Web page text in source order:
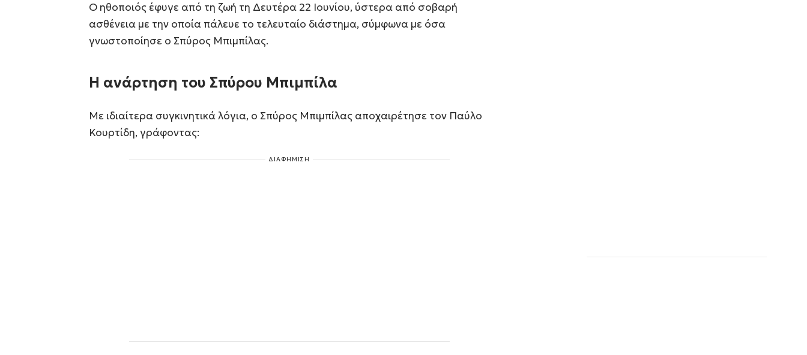
Ο ηθοποιός έφυγε από τη ζωή τη Δευτέρα 22 Ιουνίου, ύστερα από σοβαρή
ασθένεια με την οποία πάλευε το τελευταίο διάστημα, σύμφωνα με όσα
γνωστοποίησε ο Σπύρος Μπιμπίλας.
Η ανάρτηση του Σπύρου Μπιμπίλα
Με ιδιαίτερα συγκινητικά λόγια, ο Σπύρος Μπιμπίλας αποχαιρέτησε τον Παύλο
Κουρτίδη, γράφοντας:
ΔΙΑΦΗΜΙΣΗ